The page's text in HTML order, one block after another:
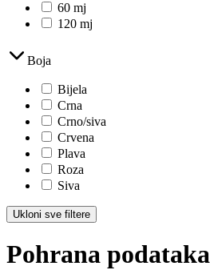
60 mj
120 mj
Boja
Bijela
Crna
Crno/siva
Crvena
Plava
Roza
Siva
Ukloni sve filtere
Pohrana podataka